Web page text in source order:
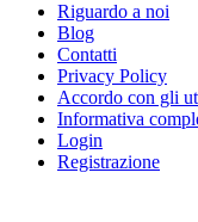
Riguardo a noi
Blog
Contatti
Privacy Policy
Accordo con gli
Informativa
Login
Registrazione